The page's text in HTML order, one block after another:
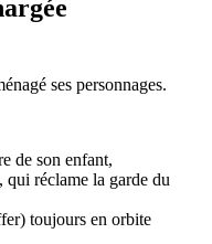
ses personnages.
de son enfant,
réclame la garde du
toujours en orbite